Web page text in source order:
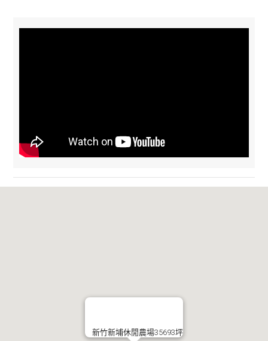
新竹新埔休閒農場35693坪